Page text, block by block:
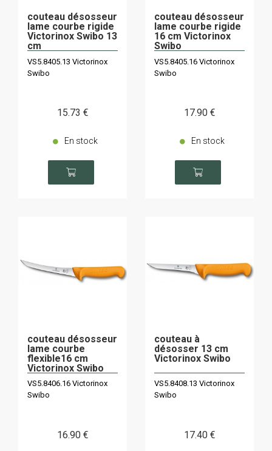
couteau désosseur
lame courbe rigide
Victorinox Swibo 13
cm
VS5.8405.13 Victorinox
Swibo
15.73 €
En stock
couteau désosseur
lame courbe rigide
16 cm Victorinox
Swibo
VS5.8405.16 Victorinox
Swibo
17.90 €
En stock
couteau désosseur
lame courbe
flexible16 cm
Victorinox Swibo
VS5.8406.16 Victorinox
Swibo
16.90 €
couteau à
désosser 13 cm
Victorinox Swibo
VS5.8408.13 Victorinox
Swibo
17.40 €